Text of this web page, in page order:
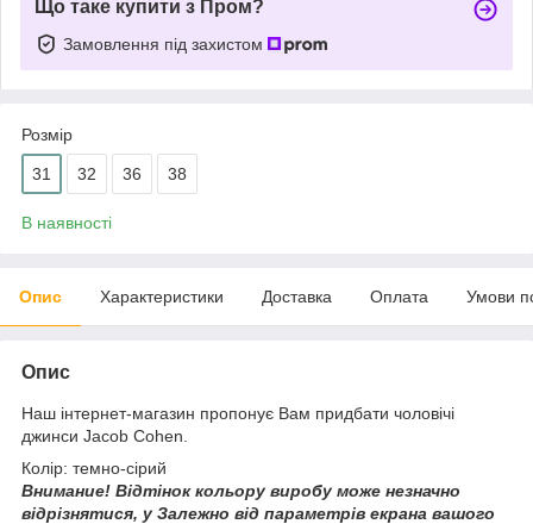
Що таке купити з Пром?
Замовлення під захистом
Розмір
31 32 36 38
В наявності
Опис Характеристики Доставка Оплата Умови
Опис
Наш інтернет-магазин пропонує Вам придбати чоловічі
джинси Jacob Cohen.
Колір: темно-сірий
Внимание! Відтінок кольору виробу може незначно
відрізнятися, у Залежно від параметрів екрана вашого